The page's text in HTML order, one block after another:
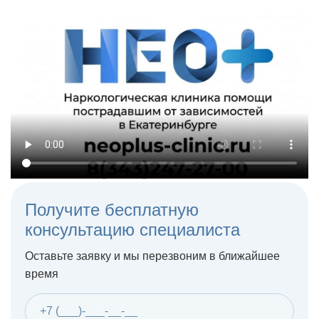
Получите бесплатную
консультацию специалиста
Оставьте заявку и мы перезвоним в ближайшее
время